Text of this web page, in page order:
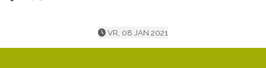
Deel op facebook
Deel op X
VR, 08 JAN 2021